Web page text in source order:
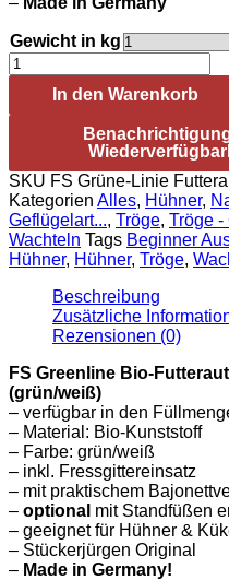
Gewicht in kg
FS
Grüne-
Futterautomat
grün/weiß
Menge
In den Warenkorb
SKU FS Grüne-Linie
Kategorien Alles, Hühner,
Geflügelart..., Tröge, Tröge -
Wachteln Tags Beginner
Hühner, Hühner, Tröge,
Beschreibung
Zusätzliche
Rezensionen (0)
FS Greenline Bio-
(grün/weiß)
– verfügbar in den
– Material: Bio-Kunststoff
– Farbe: grün/weiß
– inkl. Fressgittereinsatz
– mit praktischem
– optional mit Standfüßen
– geeignet für Hühner &
– Stückerjürgen Original
– Made in Germany!